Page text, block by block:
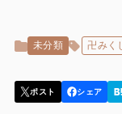
未分類 卍みく